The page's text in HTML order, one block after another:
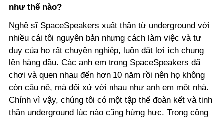
như thế nào?
Nghệ sĩ SpaceSpeakers xuất thân từ underground với
nhiều cái tôi nguyên bản nhưng cách làm việc và tư
duy của họ rất chuyên nghiệp, luôn đặt lợi ích chung
lên hàng đầu. Các anh em trong SpaceSpeakers đã
chơi và quen nhau đến hơn 10 năm rồi nên họ không
còn câu nệ, mà đối xử với nhau như anh em một nhà.
Chính vì vậy, chúng tôi có một tập thể đoàn kết và tinh
thần underground lúc nào cũng hừng hực. Trong công